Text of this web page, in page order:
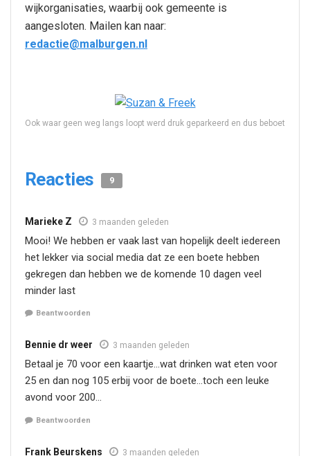
wijkorganisaties, waarbij ook gemeente is
aangesloten. Mailen kan naar:
redactie@malburgen.nl
Ook waar geen weg langs loopt werd druk geparkeerd en dus beboet
Reacties 9
Marieke Z 3 maanden geleden
Mooi! We hebben er vaak last van hopelijk deelt iedereen
het lekker via social media dat ze een boete hebben
gekregen dan hebben we de komende 10 dagen veel
minder last
Beantwoorden
Bennie dr weer 3 maanden geleden
Betaal je 70 voor een kaartje…wat drinken wat eten voor
25 en dan nog 105 erbij voor de boete…toch een leuke
avond voor 200…
Beantwoorden
Frank Beurskens 3 maanden geleden